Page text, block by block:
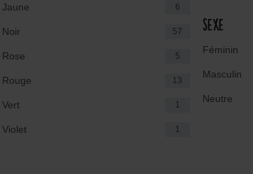
Jaune 6
Noir 57
Rose 5
Rouge 13
Vert 1
Violet 1
sexe
Féminin
Masculin
Neutre